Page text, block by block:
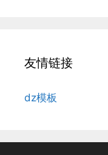
友情链接
dz模板